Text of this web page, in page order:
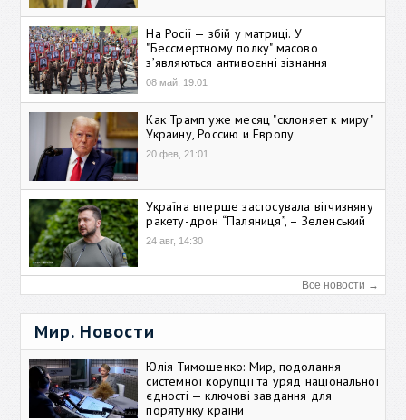
На Росії — збій у матриці. У
"Бессмертному полку" масово
зʼявляються антивоєнні зізнання
08 май, 19:01
Как Трамп уже месяц "склоняет к миру"
Украину, Россию и Европу
20 фев, 21:01
Україна вперше застосувала вітчизняну
ракету-дрон “Паляниця”, – Зеленський
24 авг, 14:30
Все новости →
Мир. Новости
Юлія Тимошенко: Мир, подолання
системної корупції та уряд національної
єдності — ключові завдання для
порятунку країни